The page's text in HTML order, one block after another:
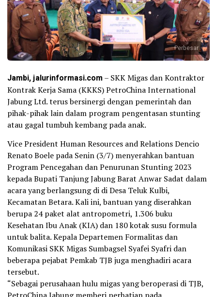
Perbesar
Jambi, jalurinformasi.com – SKK Migas dan Kontraktor
Kontrak Kerja Sama (KKKS) PetroChina International
Jabung Ltd. terus bersinergi dengan pemerintah dan
pihak-pihak lain dalam program pengentasan stunting
atau gagal tumbuh kembang pada anak.
Vice President Human Resources and Relations Dencio
Renato Boele pada Senin (3/7) menyerahkan bantuan
Program Pencegahan dan Penurunan Stunting 2023
kepada Bupati Tanjung Jabung Barat Anwar Sadat dalam
acara yang berlangsung di di Desa Teluk Kulbi,
Kecamatan Betara. Kali ini, bantuan yang diserahkan
berupa 24 paket alat antropometri, 1.306 buku
Kesehatan Ibu Anak (KIA) dan 180 kotak susu formula
untuk balita. Kepala Departemen Formalitas dan
Komunikasi SKK Migas Sumbagsel Syafei Syafri dan
beberapa pejabat Pemkab TJB juga menghadiri acara
tersebut.
“Sebagai perusahaan hulu migas yang beroperasi di TJB,